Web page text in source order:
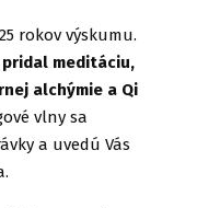
rokov výskumu.
meditáciu,
alchýmie a Qi
vlny sa
a uvedú Vás